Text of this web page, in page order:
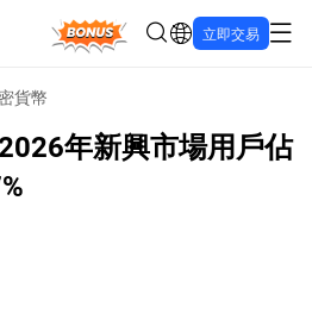
Bonus 立即交易
貨幣
年新興市場用戶佔